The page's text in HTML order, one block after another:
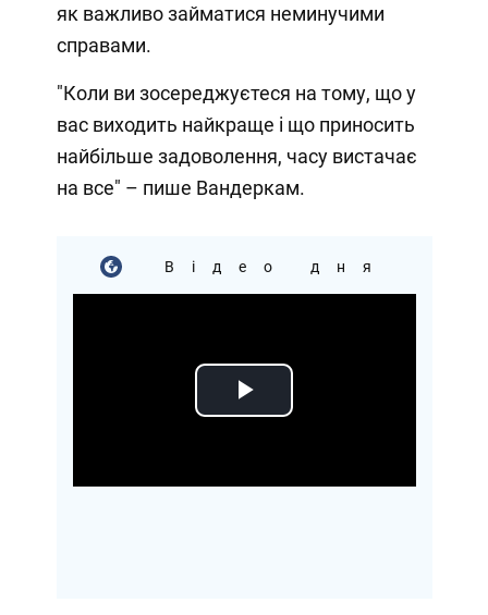
як важливо займатися неминучими
справами.
"Коли ви зосереджуєтеся на тому, що у
вас виходить найкраще і що приносить
найбільше задоволення, часу вистачає
на все" – пише Вандеркам.
Відео дня
Play